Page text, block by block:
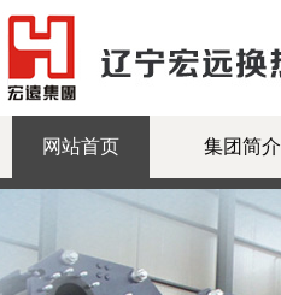
网站首页 集团简介